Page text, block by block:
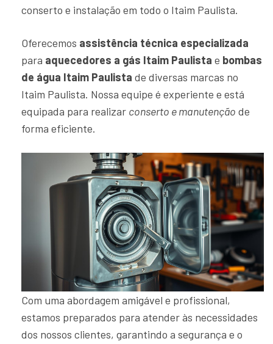
conserto e instalação em todo o Itaim Paulista.
Oferecemos assistência técnica especializada
para aquecedores a gás Itaim Paulista e bombas
de água Itaim Paulista de diversas marcas no
Itaim Paulista. Nossa equipe é experiente e está
equipada para realizar conserto e manutenção de
forma eficiente.
Com uma abordagem amigável e profissional,
estamos preparados para atender às necessidades
dos nossos clientes, garantindo a segurança e o